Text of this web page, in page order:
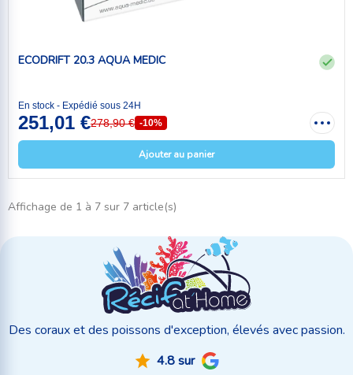
ECODRIFT 20.3 AQUA MEDIC
En stock - Expédié sous 24H
251,01 €278,90 € -10%
Ajouter au panier
Affichage de 1 à 7 sur 7 article(s)
Des coraux et des poissons d'exception, élevés avec passion.
4.8 sur